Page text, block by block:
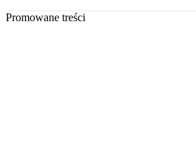
Promowane treści